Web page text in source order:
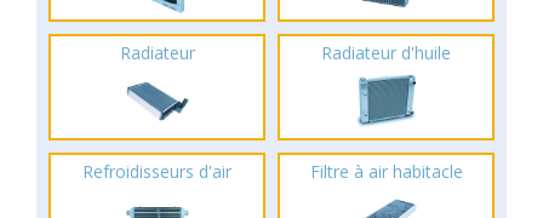
Radiateur Radiateur d'huile
Refroidisseurs d'air Filtre à air habitacle